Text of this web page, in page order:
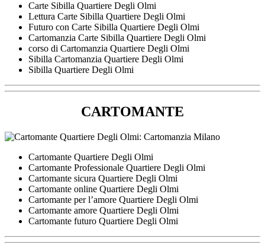
Carte Sibilla Quartiere Degli Olmi
Lettura Carte Sibilla Quartiere Degli Olmi
Futuro con Carte Sibilla Quartiere Degli Olmi
Cartomanzia Carte Sibilla Quartiere Degli Olmi
corso di Cartomanzia Quartiere Degli Olmi
Sibilla Cartomanzia Quartiere Degli Olmi
Sibilla Quartiere Degli Olmi
CARTOMANTE
Cartomante Quartiere Degli Olmi
Cartomante Professionale Quartiere Degli Olmi
Cartomante sicura Quartiere Degli Olmi
Cartomante online Quartiere Degli Olmi
Cartomante per l’amore Quartiere Degli Olmi
Cartomante amore Quartiere Degli Olmi
Cartomante futuro Quartiere Degli Olmi